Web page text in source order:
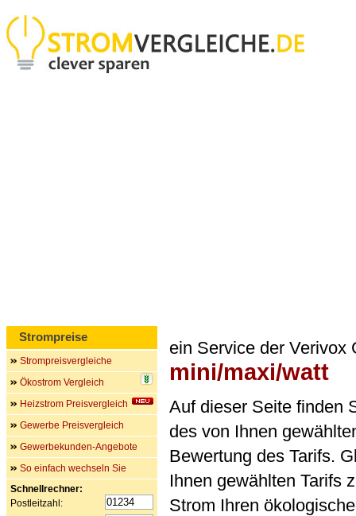
ein Service der Verivox
mini/maxi/watt
Auf dieser Seite finden
des von Ihnen
Bewertung des Tarifs.
Ihnen gewählten Tarifs
Strom Ihren
Strompreise
Strompreisvergleiche
Ökostrom Vergleich
Heizstrom Preisvergleich
Gewerbe Preisvergleich
Gewerbekunden-Angebote
So einfach wechseln Sie
Schnellrechner:
Postleitzahl: